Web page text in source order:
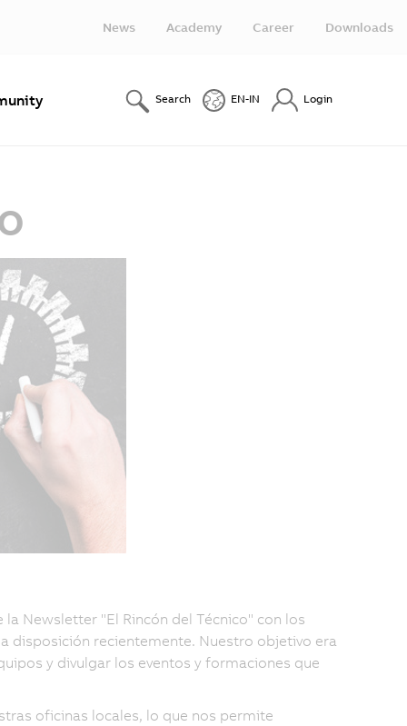
News Academy Career Downloads
Search EN-IN Login
Newsletter "El Rincón del Técnico" con los
disposición recientemente. Nuestro objetivo era
y divulgar los eventos y formaciones que
oficinas locales, lo que nos permite